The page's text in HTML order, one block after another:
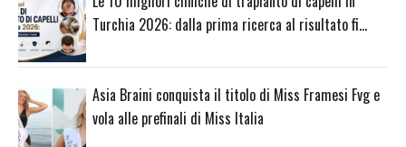
Turchia 2026: dalla prima ricerca al risultato fi…
Asia Braini conquista il titolo di Miss Framesi Fvg e
vola alle prefinali di Miss Italia